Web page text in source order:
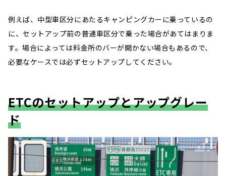
例えば、中型車区分にあたるキャンピングカーに乗っているの
に、セットアップ前の普通車区分で乗った場合があてはまりま
す。場合によっては料金所のバーが開かない場合もあるので、
必要なケースでは必ずセットアップしてください。
ETCのセットアップとアップグレー
ド